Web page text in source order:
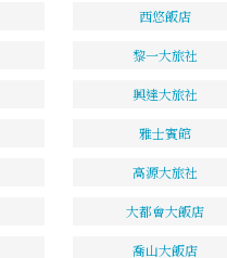
西悠飯店
黎一大旅社
興達大旅社
雅士賓館
高源大旅社
大都會大飯店
喬山大飯店